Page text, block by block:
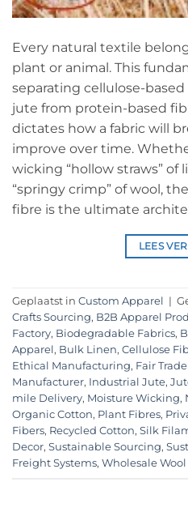
Every natural textile
plant or animal. This
separating cellulose-
jute from protein-based
dictates how a fabric will
improve over time.
wicking “hollow straws”
“springy crimp” of wool,
fibre is the ultimate
LEES
Geplaatst in Custom Apparel |
Crafts Sourcing, B2B Apparel
Factory, Biodegradable Fabrics,
Apparel , Bulk Linen, Cellulose
Ethical Manufacturing, Fair
Manufacturer, Industrial Jute,
mile Delivery, Moisture Wicking,
Organic Cotton, Plant Fibres,
Fibers, Recycled Cotton, Silk
Decor, Sustainable Sourcing,
Freight Systems, Wholesale Wool